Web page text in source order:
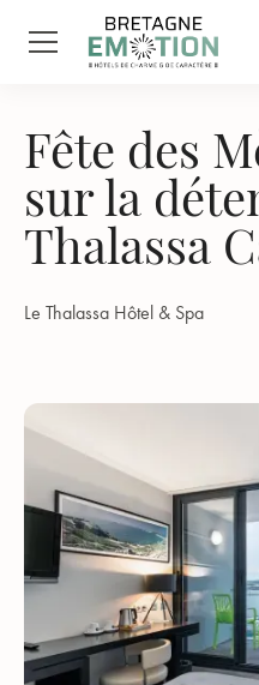
Fête des
sur la
Thalassa
Le Thalassa Hôtel & Spa